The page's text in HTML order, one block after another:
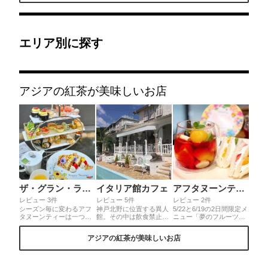
けたり前に置いたり✨ア
めるよ！
も必ず乗っていて贅沢感
方でも、嫌な渋みもない
ので飲みやすいです！バ
すすめ♡
ップ、4種の抹茶スイー
エリア別に探す
アジアの紅茶が美味しいお店
ザ・グラン・ラウンジ
レビュー 3件
シーズン毎に変わるアフ
タヌーンティーは一つ一
つが可愛く、こだわりが
ドパリのミルフィーユま
イタリア館カフェ
レビュー 5件
神戸北野に位置する異人
館。その中は飲食禁止な
館がほとんどですが、こ
（イタリア館）はステキ
アフタヌーンティー・ティールーム 京都大丸店
レビュー 2件
5/22と6/19の2日間限定メ
ニュー「夢のフルーツテ
ィーセット🍓🍎🍊🥝🍌」
ルーツを楽しめちゃう♡
アジアの紅茶が美味しいお店